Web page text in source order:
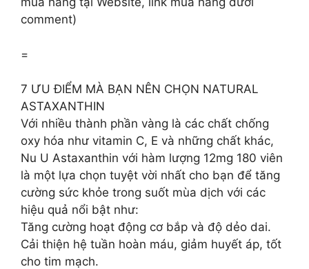
comment)
=
7 ƯU ĐIỂM MÀ BẠN NÊN CHỌN NATURAL
ASTAXANTHIN
Với nhiều thành phần vàng là các chất chống
oxy hóa như vitamin C, E và những chất khác,
Nu U Astaxanthin với hàm lượng 12mg 180 viên
là một lựa chọn tuyệt vời nhất cho bạn để tăng
cường sức khỏe trong suốt mùa dịch với các
hiệu quả nổi bật như:
Tăng cường hoạt động cơ bắp và độ dẻo dai.
Cải thiện hệ tuần hoàn máu, giảm huyết áp, tốt
cho tim mạch.